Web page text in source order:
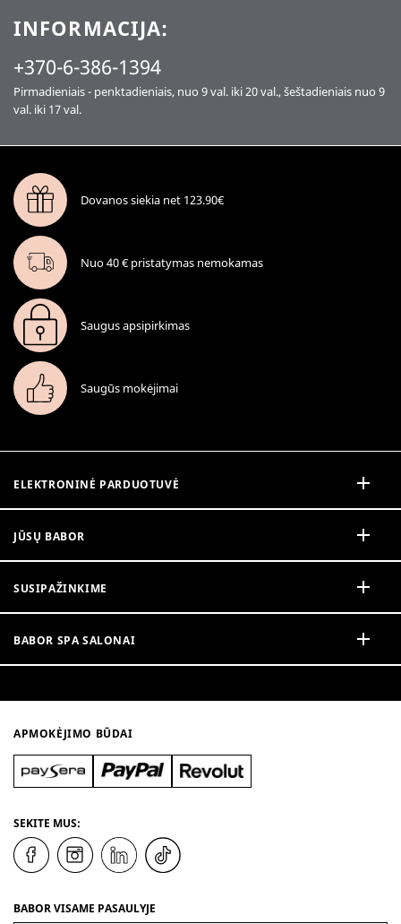
INFORMACIJA:
+370-6-386-1394
Pirmadieniais - penktadieniais, nuo 9 val. iki 20 val., šeštadieniais nuo 9
val. iki 17 val.
Dovanos siekia net 123.90€
Nuo 40 € pristatymas nemokamas
Saugus apsipirkimas
Saugūs mokėjimai
ELEKTRONINĖ PARDUOTUVĖ
JŪSŲ BABOR
SUSIPAŽINKIME
BABOR SPA SALONAI
APMOKĖJIMO BŪDAI
SEKITE MUS:
BABOR VISAME PASAULYJE